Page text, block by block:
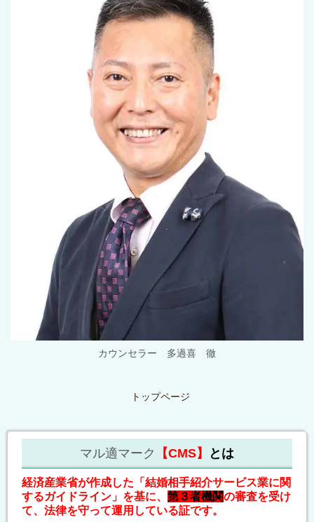
カウンセラー 多過喜 徹
トップページ
マル適マーク 【CMS】 とは
経済産業省が作成した「結婚相手紹介サービス業に関
するガイドライン」を基に、 第３者機関の審査を受け
て、法律を守って運用している証です。